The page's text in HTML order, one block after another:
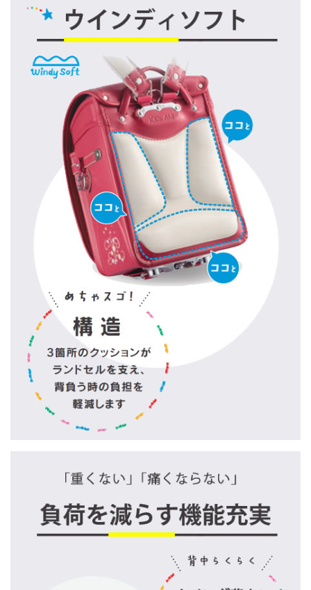
2021/3/4
【緊急事態宣言の解除まで延長】ショール
ーム時短営業のお知らせ
2021/2/3
キッズアミランドセル体験会中止のお知ら
せ
2021/2/3
【3/5まで延長】ショールーム時短営業のお
知らせ
2021/1/22 【延長】ショールーム時短営業のお知らせ
2021/1/8 ショールーム時短営業のお知らせ
【1/30[土]開催中止のお知らせ】キッズア
ミランドセル体験会
2020/12/25 キッズアミランドセル体験説明会
2020/12/18
【藤本美貴様とのタイアップ動画(第二
弾)】Youtubeで公開されました！
2020/12/5 年末年始の営業につきまして
2020/11/16
【11/24(火) 8:30 ～ 13:00】本社ショー
ルーム お休みのお知らせ
2020/11/10
【11/17(火) AM2～8時】決済システム メ
ンテナンスのお知らせ
2020/10/31
【数量限定】11月も ランドセル「透明クリ
2020年 10/29(木)～10/31(土) の 出荷に